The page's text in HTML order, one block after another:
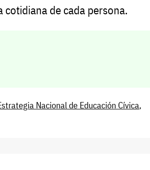
cotidiana de cada persona.
Nacional de Educación Cívica,